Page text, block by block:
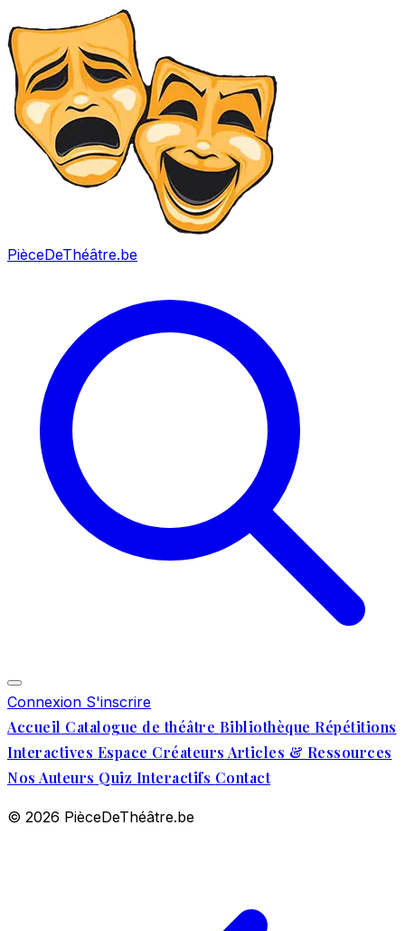
PièceDeThéâtre.be
Connexion S'inscrire
Accueil Catalogue de théâtre Bibliothèque Répétitions
Interactives Espace Créateurs Articles & Ressources
Nos Auteurs Quiz Interactifs Contact
© 2026 PièceDeThéâtre.be